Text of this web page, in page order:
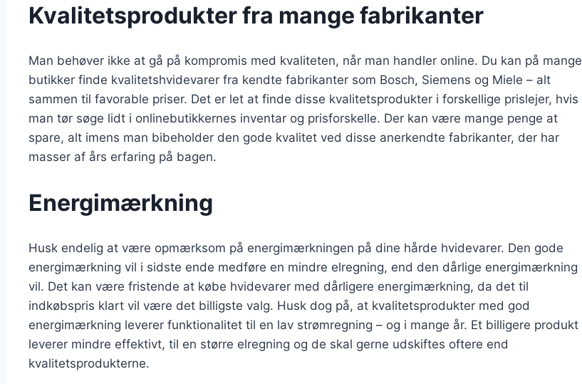
Kvalitetsprodukter fra mange fabrikanter
Man behøver ikke at gå på kompromis med kvaliteten, når man handler online. Du kan på mange
butikker finde kvalitetshvidevarer fra kendte fabrikanter som Bosch, Siemens og Miele – alt
sammen til favorable priser. Det er let at finde disse kvalitetsprodukter i forskellige prislejer, hvis
man tør søge lidt i onlinebutikkernes inventar og prisforskelle. Der kan være mange penge at
spare, alt imens man bibeholder den gode kvalitet ved disse anerkendte fabrikanter, der har
masser af års erfaring på bagen.
Energimærkning
Husk endelig at være opmærksom på energimærkningen på dine hårde hvidevarer. Den gode
energimærkning vil i sidste ende medføre en mindre elregning, end den dårlige energimærkning
vil. Det kan være fristende at købe hvidevarer med dårligere energimærkning, da det til
indkøbspris klart vil være det billigste valg. Husk dog på, at kvalitetsprodukter med god
energimærkning leverer funktionalitet til en lav strømregning – og i mange år. Et billigere produkt
leverer mindre effektivt, til en større elregning og de skal gerne udskiftes oftere end
kvalitetsprodukterne.